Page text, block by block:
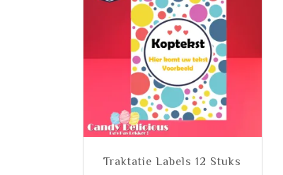
Traktatie Labels 12 Stuks